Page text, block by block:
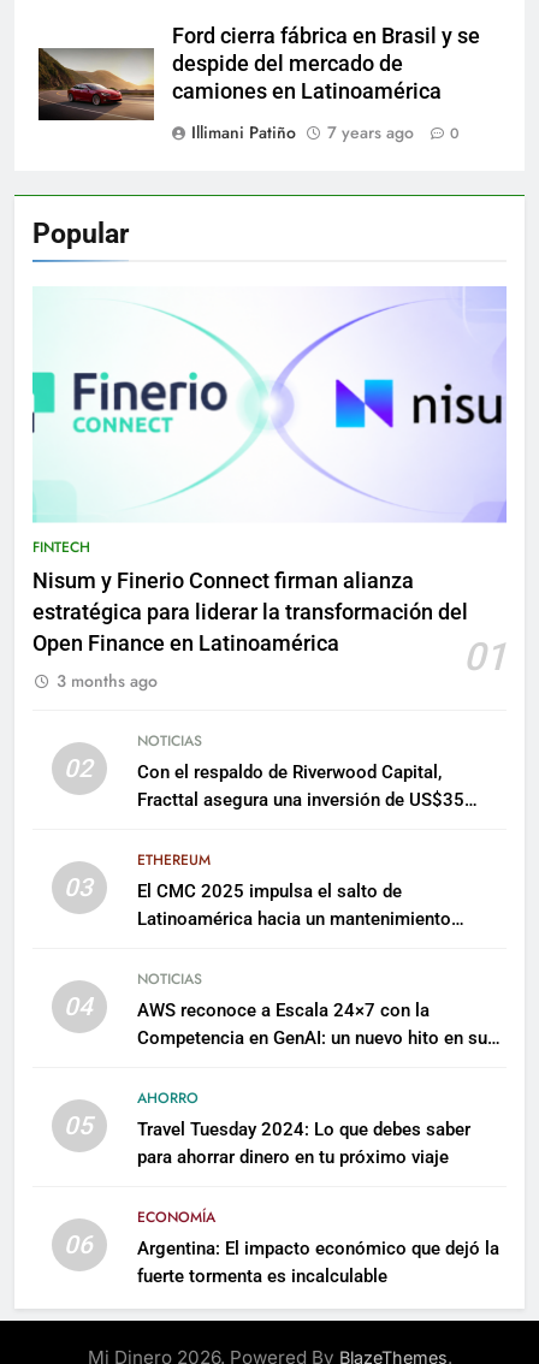
Ford cierra fábrica en Brasil y se
despide del mercado de
camiones en Latinoamérica
Illimani Patiño
7 years ago 0
Popular
FINTECH
Nisum y Finerio Connect firman alianza
estratégica para liderar la transformación del
Open Finance en Latinoamérica
01
3 months ago
02
NOTICIAS
Con el respaldo de Riverwood Capital,
Fracttal asegura una inversión de US$35
03
ETHEREUM
El CMC 2025 impulsa el salto de
Latinoamérica hacia un mantenimiento
04
NOTICIAS
AWS reconoce a Escala 24×7 con la
Competencia en GenAI: un nuevo hito en su
05
AHORRO
Travel Tuesday 2024: Lo que debes saber
para ahorrar dinero en tu próximo viaje
06
ECONOMÍA
Argentina: El impacto económico que dejó la
fuerte tormenta es incalculable
Mi Dinero 2026. Powered By BlazeThemes.